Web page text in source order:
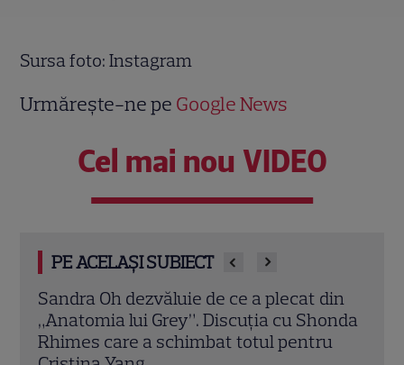
Sursa foto: Instagram
Urmărește-ne pe Google News
Cel mai nou VIDEO
PE ACELAȘI SUBIECT
Marvel are un nou Black Panther. David
Jonsson preia moștenirea lui Chadwick
Boseman